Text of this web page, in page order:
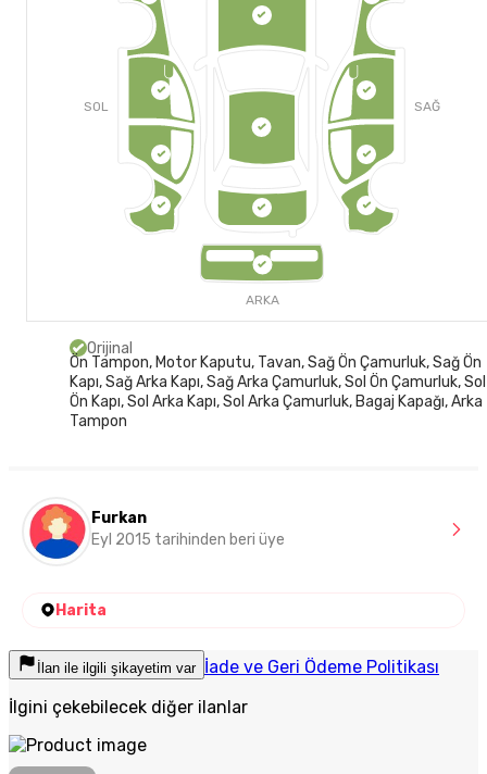
SOL SAĞ
ARKA
Orijinal
Ön Tampon, Motor Kaputu, Tavan, Sağ Ön Çamurluk, Sağ Ön
Kapı, Sağ Arka Kapı, Sağ Arka Çamurluk, Sol Ön Çamurluk, Sol
Ön Kapı, Sol Arka Kapı, Sol Arka Çamurluk, Bagaj Kapağı, Arka
Tampon
Furkan
Eyl 2015 tarihinden beri üye
Harita
İlan ile ilgili şikayetim var İade ve Geri Ödeme Politikası
İlgini çekebilecek diğer ilanlar